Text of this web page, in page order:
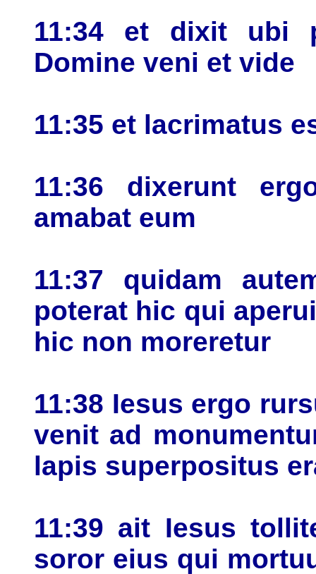
11:34 et dixit ubi
Domine veni et vide
11:35 et lacrimatus
11:36 dixerunt
amabat eum
11:37 quidam
poterat hic qui
hic non moreretur
11:38 Iesus ergo
venit ad
lapis superpositus
11:39 ait Iesus
soror eius qui